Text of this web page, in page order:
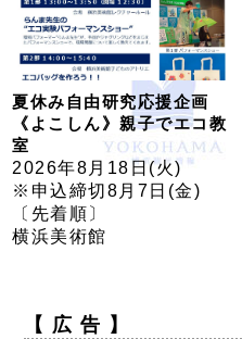
夏休み自由研究応援企画
《よこしん》親子でエコ教
室
2026年8月18日(火)
※申込締切8月7日(金)
〔先着順〕
横浜美術館
【 広 告 】